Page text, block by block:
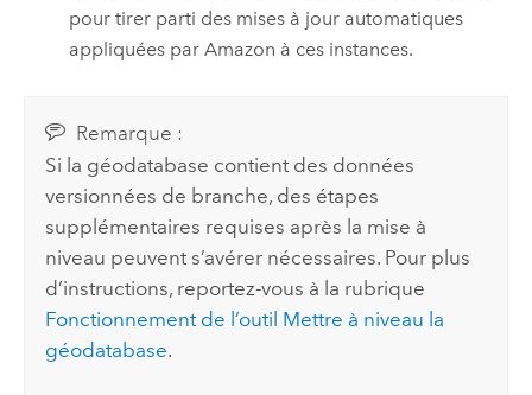
pour tirer parti des mises à jour automatiques
appliquées parAmazon à ces instances.
Remarque :
Si la géodatabase contient des données
versionnées de branche, des étapes
supplémentaires requises après la mise à
niveau peuvent s’avérer nécessaires. Pour plus
d’instructions, reportez-vous à la rubrique
Fonctionnement de l’outil Mettre à niveau la
géodatabase.